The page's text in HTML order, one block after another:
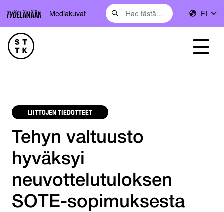
Mediakuvat FI
LIITTOJEN TIEDOTTEET
Tehyn valtuusto
hyväksyi
neuvottelutuloksen
SOTE-sopimuksesta